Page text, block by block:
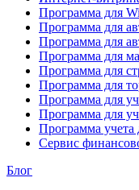
Программа для
Программа для
Программа для
Программа для
Программа для
Программа для
Программа для
Программа для
Программа учета
Сервис
Блог